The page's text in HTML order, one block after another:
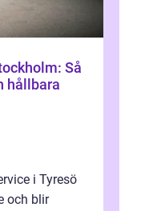
Så
hållbara
i Tyresö
och blir